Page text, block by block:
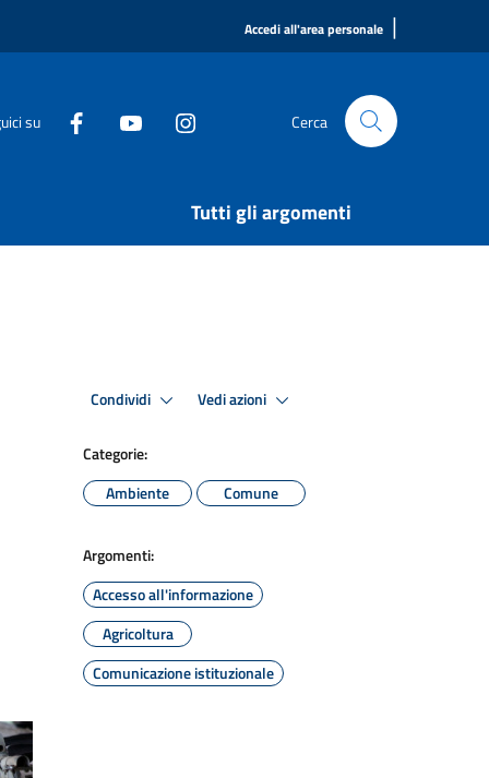
Accedi all'area personale |
su Cerca
Tutti gli argomenti
Condividi Vedi azioni
Categorie:
Ambiente
Comune
Argomenti:
Accesso all'informazione
Agricoltura
Comunicazione istituzionale